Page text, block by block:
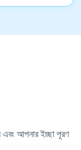
এবং আপনার ইচ্ছা পূরণ